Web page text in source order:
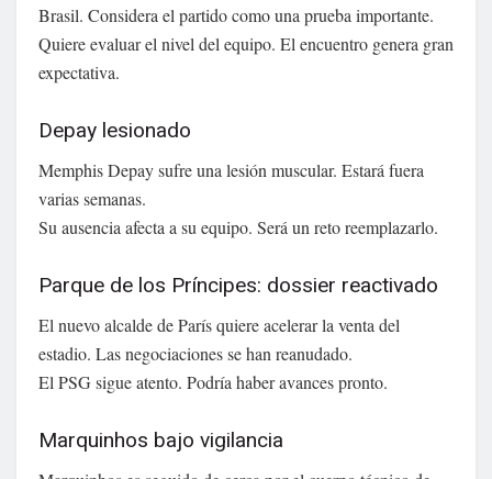
Brasil. Considera el partido como una prueba importante.
Quiere evaluar el nivel del equipo. El encuentro genera gran
expectativa.
Depay lesionado
Memphis Depay sufre una lesión muscular. Estará fuera
varias semanas.
Su ausencia afecta a su equipo. Será un reto reemplazarlo.
Parque de los Príncipes: dossier reactivado
El nuevo alcalde de París quiere acelerar la venta del
estadio. Las negociaciones se han reanudado.
El PSG sigue atento. Podría haber avances pronto.
Marquinhos bajo vigilancia